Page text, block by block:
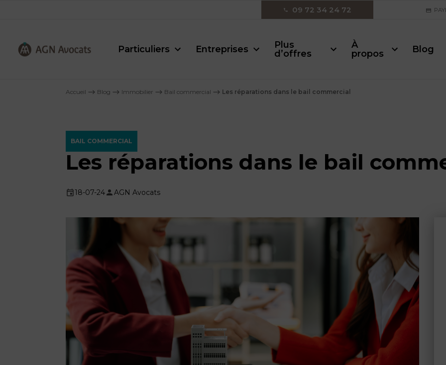
09 72 34 24 72
Particuliers Entreprises
Plus
d’offres
À
propos
Blog
Accueil ⟶ Blog ⟶ Immobilier ⟶ Bail commercial ⟶ Les réparations dans le bail commercial
BAIL COMMERCIAL
Les réparations dans le bail
18-07-24 AGN Avocats